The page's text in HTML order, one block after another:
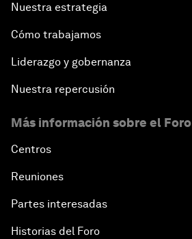
Nuestra estrategia
Cómo trabajamos
Liderazgo y gobernanza
Nuestra repercusión
Más información sobre el Foro
Centros
Reuniones
Partes interesadas
Historias del Foro